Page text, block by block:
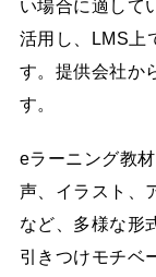
い場合に適して
活用し、LMS上
す。提供会社か
す。
eラーニング教
声、イラスト、
など、多様な形
引きつけモチベ